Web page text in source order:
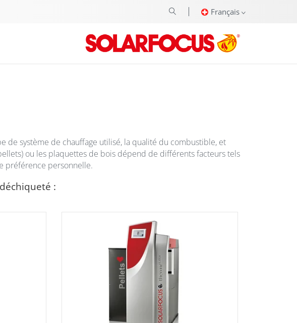
de système de chauffage utilisé, la qualité du combustible, et
ou les plaquettes de bois dépend de différents facteurs tels
préférence personnelle.
:
Français